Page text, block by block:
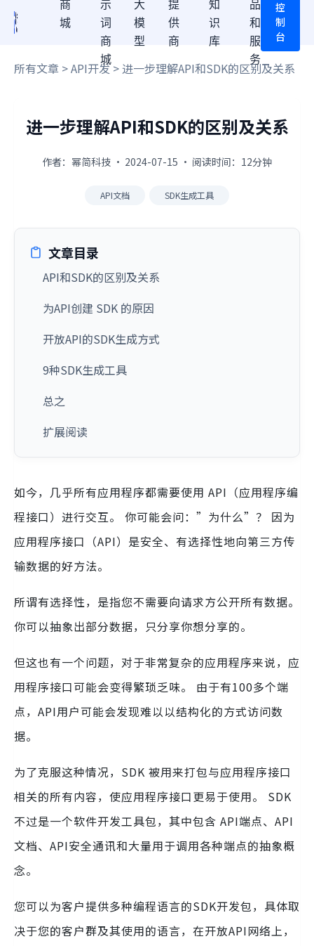
商
城
示
词
商
城
大
模
型
提
供
商
知
识
库
品
和
服
务
控
制
台
所有文章 >API开发> 进一步理解API和SDK的区别及关系
进一步理解API和SDK的区别及关系
作者：幂简科技 · 2024-07-15 · 阅读时间：12分钟
API文档 SDK生成工具
文章目录
API和SDK的区别及关系
为API创建 SDK 的原因
开放API的SDK生成方式
9种SDK生成工具
总之
扩展阅读
如今，几乎所有应用程序都需要使用 API（应用程序编
程接口）进行交互。 你可能会问：”为什么”？ 因为
应用程序接口（API）是安全、有选择性地向第三方传
输数据的好方法。
所谓有选择性，是指您不需要向请求方公开所有数据。
你可以抽象出部分数据，只分享你想分享的。
但这也有一个问题，对于非常复杂的应用程序来说，应
用程序接口可能会变得繁琐乏味。 由于有100多个端
点，API用户可能会发现难以以结构化的方式访问数
据。
为了克服这种情况，SDK 被用来打包与应用程序接口
相关的所有内容，使应用程序接口更易于使用。 SDK
不过是一个软件开发工具包，其中包含 API端点、API
文档、API安全通讯和大量用于调用各种端点的抽象概
念。
您可以为客户提供多种编程语言的SDK开发包，具体取
决于您的客户群及其使用的语言，在开放API网络上，